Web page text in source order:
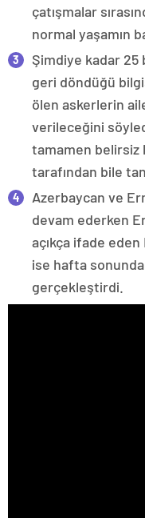
çatışmalar
normal yaşamın
Şimdiye kadar 25
geri döndüğü
ölen askerlerin
verileceğini
tamamen belirsiz
tarafından bile
Azerbaycan ve
devam ederken
açıkça ifade
ise hafta
gerçekleştirdi.